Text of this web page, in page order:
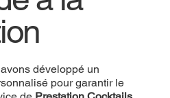
développé un
pour garantir le